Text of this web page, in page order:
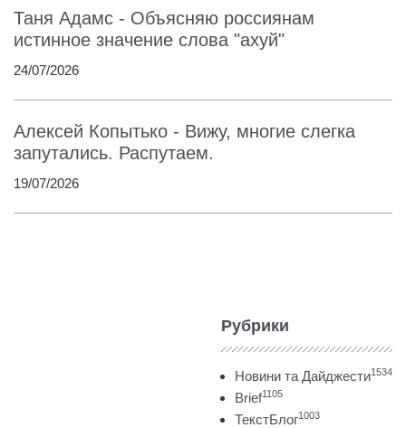
Таня Адамс - Объясняю россиянам
истинное значение слова "ахуй"
24/07/2026
Алексей Копытько - Вижу, многие слегка
запутались. Распутаем.
19/07/2026
Рубрики
Новини та Дайджести1534
Brief1105
ТекстБлог1003